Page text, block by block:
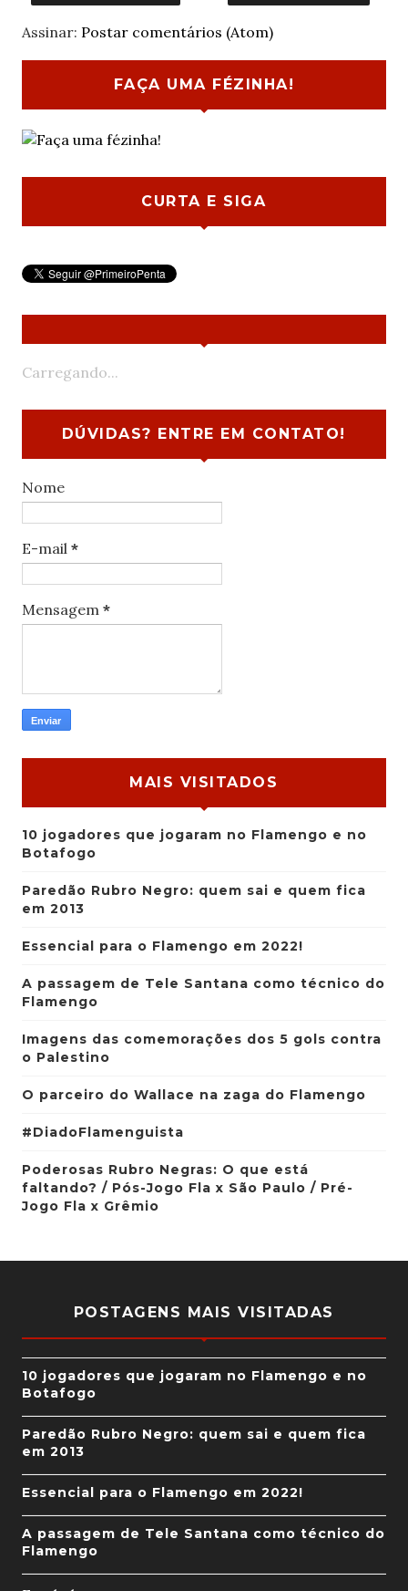
Assinar: Postar comentários (Atom)
FAÇA UMA FÉZINHA!
CURTA E SIGA
Carregando...
DÚVIDAS? ENTRE EM CONTATO!
Nome
E-mail *
Mensagem *
MAIS VISITADOS
10 jogadores que jogaram no Flamengo e no
Botafogo
Paredão Rubro Negro: quem sai e quem fica
em 2013
Essencial para o Flamengo em 2022!
A passagem de Tele Santana como técnico do
Flamengo
Imagens das comemorações dos 5 gols contra
o Palestino
O parceiro do Wallace na zaga do Flamengo
#DiadoFlamenguista
Poderosas Rubro Negras: O que está
faltando? / Pós-Jogo Fla x São Paulo / Pré-
Jogo Fla x Grêmio
POSTAGENS MAIS VISITADAS
10 jogadores que jogaram no Flamengo e no
Botafogo
Paredão Rubro Negro: quem sai e quem fica
em 2013
Essencial para o Flamengo em 2022!
A passagem de Tele Santana como técnico do
Flamengo